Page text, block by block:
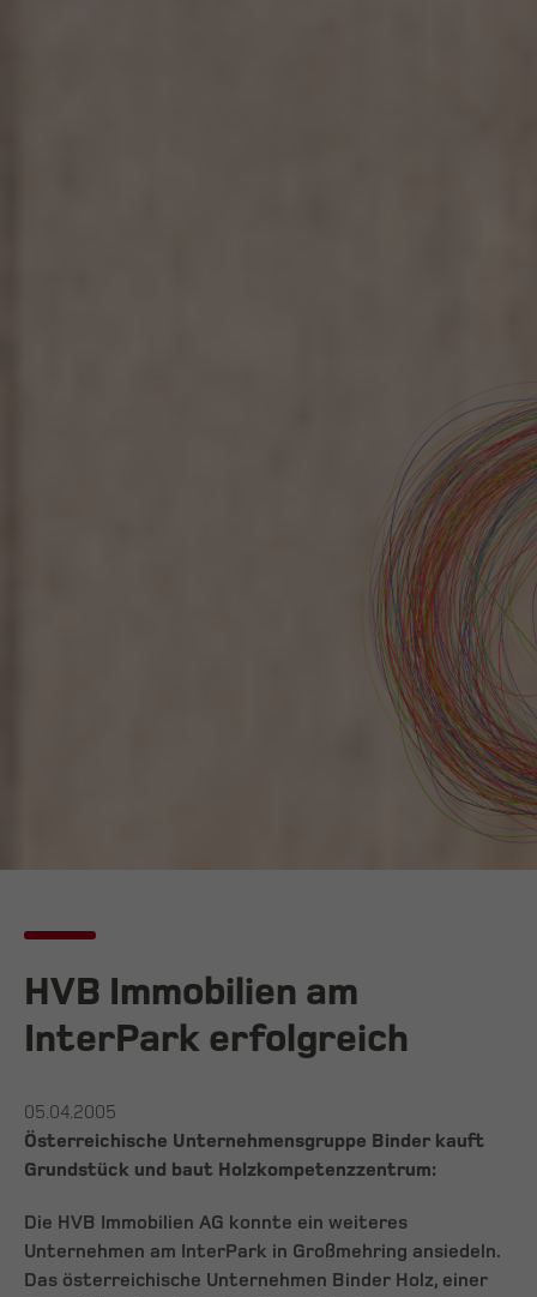
HVB Immobilien am
InterPark erfolgreich
05.04.2005
Österreichische Unternehmensgruppe Binder kauft
Grundstück und baut Holzkompetenzzentrum:
Die HVB Immobilien AG konnte ein weiteres
Unternehmen am InterPark in Großmehring ansiedeln.
Das österreichische Unternehmen Binder Holz, einer